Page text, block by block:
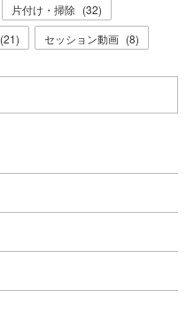
片付け・掃除 (32)
(21) セッション動画 (8)